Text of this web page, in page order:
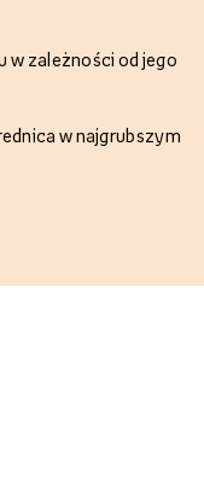
w zależności od jego
w najgrubszym